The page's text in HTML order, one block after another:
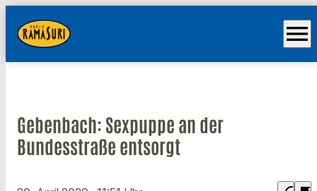
menu
Gebenbach: Sexpuppe an der
Bundesstraße entsorgt